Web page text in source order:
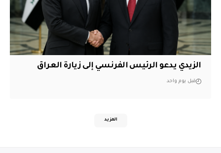
الزيدي يدعو الرئيس الفرنسي إلى زيارة العراق
قبل يوم واحد
المزيد